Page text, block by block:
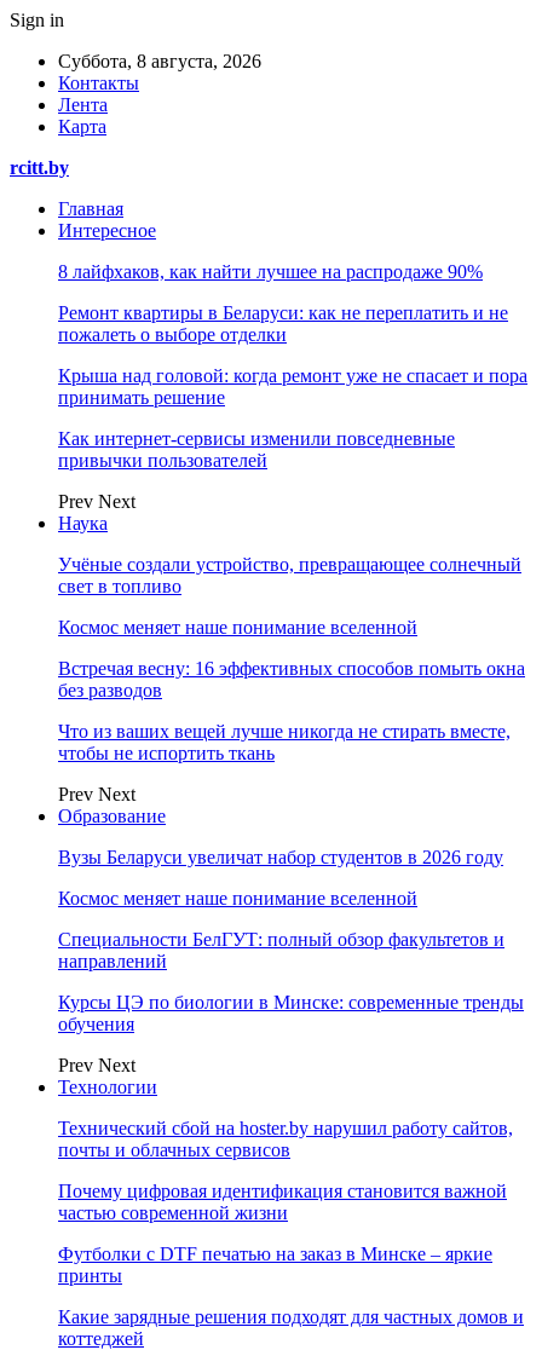
Sign in
Суббота, 8 августа, 2026
Контакты
Лента
Карта
rcitt.by
Главная
Интересное
8 лайфхаков, как найти лучшее на распродаже 90%
Ремонт квартиры в Беларуси: как не переплатить и не
пожалеть о выборе отделки
Крыша над головой: когда ремонт уже не спасает и пора
принимать решение
Как интернет-сервисы изменили повседневные
привычки пользователей
Prev Next
Наука
Учёные создали устройство, превращающее солнечный
свет в топливо
Космос меняет наше понимание вселенной
Встречая весну: 16 эффективных способов помыть окна
без разводов
Что из ваших вещей лучше никогда не стирать вместе,
чтобы не испортить ткань
Prev Next
Образование
Вузы Беларуси увеличат набор студентов в 2026 году
Космос меняет наше понимание вселенной
Специальности БелГУТ: полный обзор факультетов и
направлений
Курсы ЦЭ по биологии в Минске: современные тренды
обучения
Prev Next
Технологии
Технический сбой на hoster.by нарушил работу сайтов,
почты и облачных сервисов
Почему цифровая идентификация становится важной
частью современной жизни
Футболки с DTF печатью на заказ в Минске – яркие
принты
Какие зарядные решения подходят для частных домов и
коттеджей